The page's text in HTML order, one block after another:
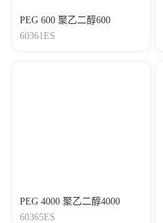
PEG 600 聚乙二醇600
60361ES
PEG 4000 聚乙二醇4000
60365ES